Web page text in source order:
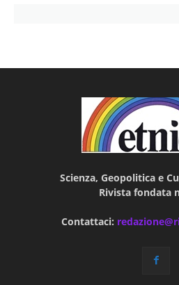
Scienza, Geopolitica e
Rivista fondata
Contattaci: